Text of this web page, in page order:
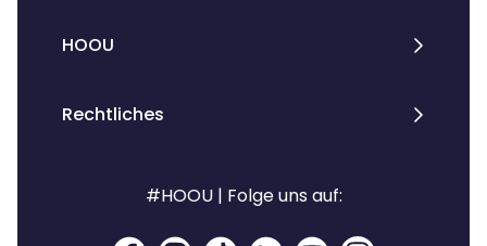
HOOU
Rechtliches
#HOOU | Folge uns auf: